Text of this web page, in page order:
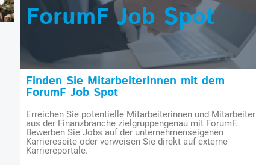
ForumF Job Spot
Finden Sie MitarbeiterInnen mit dem
ForumF Job Spot
Erreichen Sie potentielle Mitarbeiterinnen und Mitarbeiter
aus der Finanzbranche zielgruppengenau mit ForumF.
Bewerben Sie Jobs auf der unternehmenseigenen
Karriereseite oder verweisen Sie direkt auf externe
Karriereportale.